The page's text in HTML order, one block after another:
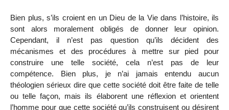
Bien plus, s’ils croient en un Dieu de la Vie dans l’histoire, ils
sont alors moralement obligés de donner leur opinion.
Cependant, il n’est pas question qu’ils décident des
mécanismes et des procédures à mettre sur pied pour
construire une telle société, cela n’est pas de leur
compétence. Bien plus, je n’ai jamais entendu aucun
théologien sérieux dire que cette société doit être faite de telle
ou telle façon, mais ils élaborent une réflexion et orientent
l’homme pour que cette société qu’ils construisent ou désirent